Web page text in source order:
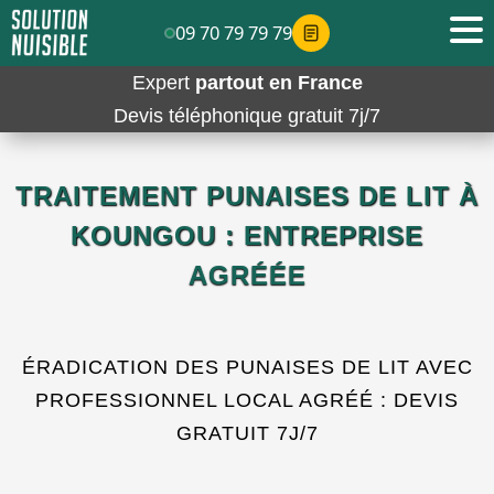
Expert partout en France
Devis téléphonique gratuit 7j/7
TRAITEMENT PUNAISES DE LIT À
KOUNGOU : ENTREPRISE
AGRÉÉE
ÉRADICATION DES PUNAISES DE LIT AVEC
PROFESSIONNEL LOCAL AGRÉÉ : DEVIS
GRATUIT 7J/7
09 70 79 79 79